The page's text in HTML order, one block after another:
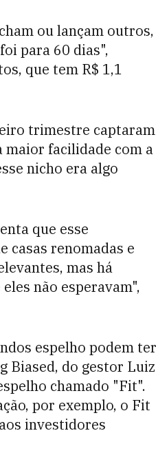
ou lançam outros,
para 60 dias",
que tem R$ 1,1
trimestre captaram
maior facilidade com a
nicho era algo
que esse
casas renomadas e
mas há
não esperavam",
espelho podem ter
Biased, do gestor Luiz
chamado "Fit".
por exemplo, o Fit
investidores